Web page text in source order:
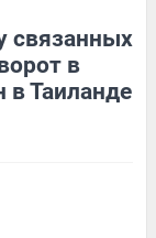
связанных
в
в Таиланде